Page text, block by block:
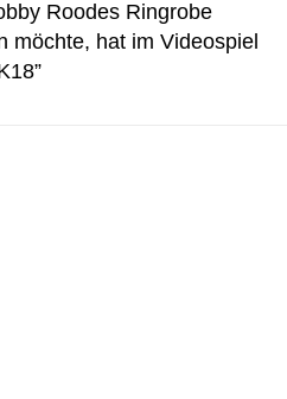
Roodes Ringrobe
möchte, hat im Videospiel